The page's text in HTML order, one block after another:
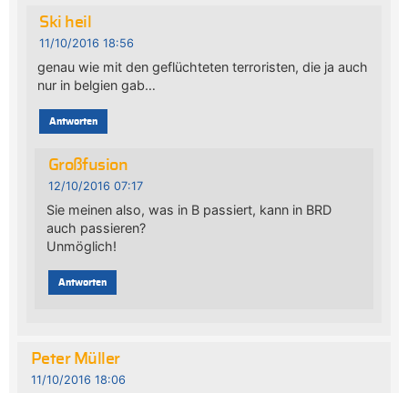
Ski heil
11/10/2016 18:56
genau wie mit den geflüchteten terroristen, die ja auch
nur in belgien gab…
Antworten
Großfusion
12/10/2016 07:17
Sie meinen also, was in B passiert, kann in BRD
auch passieren?
Unmöglich!
Antworten
Peter Müller
11/10/2016 18:06